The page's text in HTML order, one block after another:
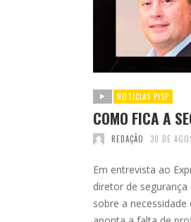
NOTÍCIAS PISP
COMO FICA A
REDAÇÃO 30 DE
Em entrevista ao
diretor de segurança
sobre a